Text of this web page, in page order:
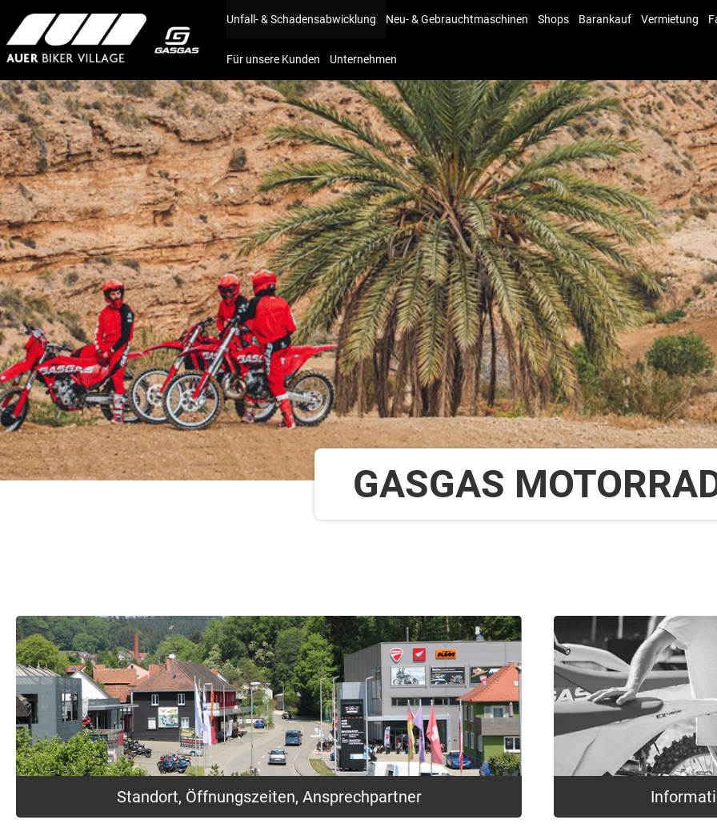
Unfall- & Schadensabwicklung Neu- & Gebrauchtmaschinen Shops Barankauf Vermietung
Für unsere Kunden Unternehmen
GASGAS
Standort, Öffnungszeiten, Ansprechpartner